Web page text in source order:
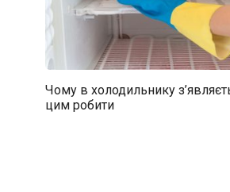
Чому в холодильнику
цим робити